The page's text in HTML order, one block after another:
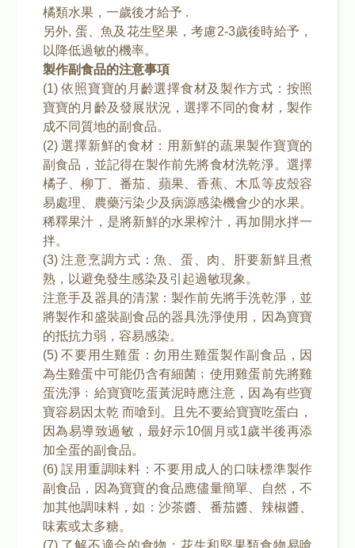
橘類水果，一歲後才給予 .
另外, 蛋、魚及花生堅果，考慮2-3歲後時給予，
以降低過敏的機率。
製作副食品的注意事項
(1) 依照寶寶的月齡選擇食材及製作方式：按照
寶寶的月齡及發展狀況，選擇不同的食材，製作
成不同質地的副食品。
(2) 選擇新鮮的食材：用新鮮的蔬果製作寶寶的
副食品，並記得在製作前先將食材洗乾淨。選擇
橘子、柳丁、番茄、蘋果、香蕉、木瓜等皮殼容
易處理、農藥污染少及病源感染機會少的水果。
稀釋果汁，是將新鮮的水果榨汁，再加開水拌一
拌。
(3) 注意烹調方式：魚、蛋、肉、肝要新鮮且煮
熟，以避免發生感染及引起過敏現象。
注意手及器具的清潔：製作前先將手洗乾淨，並
將製作和盛裝副食品的器具洗淨使用，因為寶寶
的抵抗力弱，容易感染。
(5) 不要用生雞蛋：勿用生雞蛋製作副食品，因
為生雞蛋中可能仍含有細菌﹔使用雞蛋前先將雞
蛋洗淨﹔給寶寶吃蛋黃泥時應注意，因為有些寶
寶容易因太乾 而嗆到。且先不要給寶寶吃蛋白，
因為易導致過敏，最好示10個月或1歲半後再添
加全蛋的副食品。
(6) 誤用重調味料：不要用成人的口味標準製作
副食品，因為寶寶的食品應儘量簡單、自然，不
加其他調味料，如：沙茶醬、番茄醬、辣椒醬、
味素或太多糖。
(7) 了解不適合的食物：花生和堅果類食物易嗆